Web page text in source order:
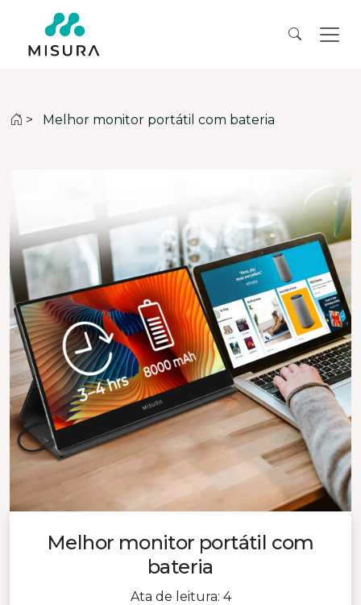
> Melhor monitor portátil com bateria
Melhor monitor portátil com
bateria
Ata de leitura: 4